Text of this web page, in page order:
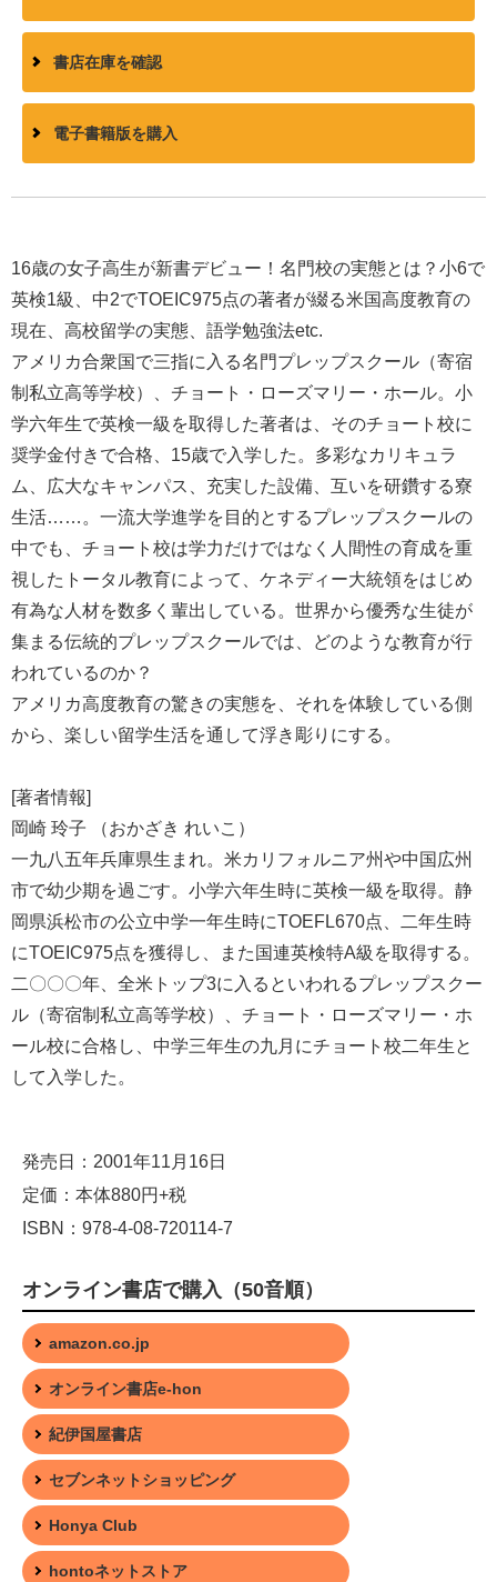
書店在庫を確認
電子書籍版を購入
16歳の女子高生が新書デビュー！名門校の実態とは？小6で
英検1級、中2でTOEIC975点の著者が綴る米国高度教育の
現在、高校留学の実態、語学勉強法etc.
アメリカ合衆国で三指に入る名門プレップスクール（寄宿
制私立高等学校）、チョート・ローズマリー・ホール。小
学六年生で英検一級を取得した著者は、そのチョート校に
奨学金付きで合格、15歳で入学した。多彩なカリキュラ
ム、広大なキャンパス、充実した設備、互いを研鑽する寮
生活……。一流大学進学を目的とするプレップスクールの
中でも、チョート校は学力だけではなく人間性の育成を重
視したトータル教育によって、ケネディー大統領をはじめ
有為な人材を数多く輩出している。世界から優秀な生徒が
集まる伝統的プレップスクールでは、どのような教育が行
われているのか？
アメリカ高度教育の驚きの実態を、それを体験している側
から、楽しい留学生活を通して浮き彫りにする。
[著者情報]
岡崎 玲子 （おかざき れいこ）
一九八五年兵庫県生まれ。米カリフォルニア州や中国広州
市で幼少期を過ごす。小学六年生時に英検一級を取得。静
岡県浜松市の公立中学一年生時にTOEFL670点、二年生時
にTOEIC975点を獲得し、また国連英検特A級を取得する。
二〇〇〇年、全米トップ3に入るといわれるプレップスクー
ル（寄宿制私立高等学校）、チョート・ローズマリー・ホ
ール校に合格し、中学三年生の九月にチョート校二年生と
して入学した。
発売日：2001年11月16日
定価：本体880円+税
ISBN：978-4-08-720114-7
オンライン書店で購入（50音順）
amazon.co.jp
オンライン書店e-hon
紀伊国屋書店
セブンネットショッピング
Honya Club
hontoネットストア